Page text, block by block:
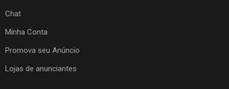
Chat
Minha Conta
Promova seu Anúncio
Lojas de anunciantes